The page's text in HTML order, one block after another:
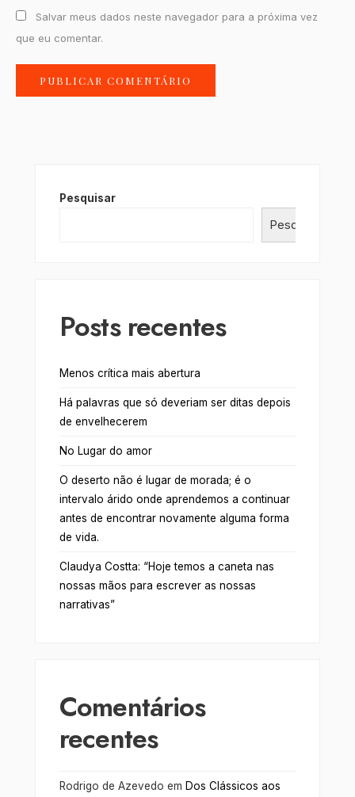
Salvar meus dados neste navegador para a próxima vez
que eu comentar.
Pesquisar
Pesquisar
Posts recentes
Menos crítica mais abertura
Há palavras que só deveriam ser ditas depois
de envelhecerem
No Lugar do amor
O deserto não é lugar de morada; é o
intervalo árido onde aprendemos a continuar
antes de encontrar novamente alguma forma
de vida.
Claudya Costta: “Hoje temos a caneta nas
nossas mãos para escrever as nossas
narrativas”
Comentários
recentes
Rodrigo de Azevedo em Dos Clássicos aos